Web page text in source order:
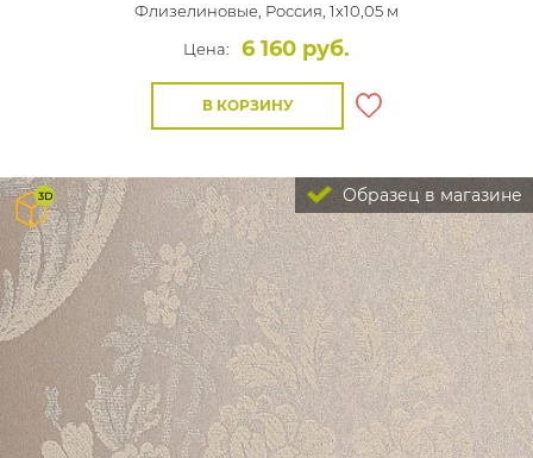
Флизелиновые, Россия, 1x10,05 м
Цена:
6 160 руб.
В КОРЗИНУ
Образец в магазине